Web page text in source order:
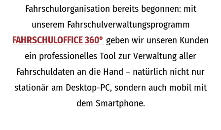
Fahrschulorganisation bereits begonnen: mit
unserem Fahrschulverwaltungsprogramm
FAHRSCHULOFFICE 360° geben wir unseren Kunden
ein professionelles Tool zur Verwaltung aller
Fahrschuldaten an die Hand – natürlich nicht nur
stationär am Desktop-PC, sondern auch mobil mit
dem Smartphone.